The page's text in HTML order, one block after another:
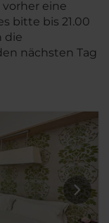
eine
bitte bis 21.00
die
nächsten Tag